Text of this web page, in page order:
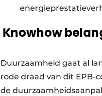
Knowhow
Duurzaamheid gaat al
rode draad van dit EPB-
de